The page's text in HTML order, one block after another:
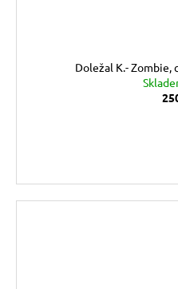
Doležal K.- Zombie,